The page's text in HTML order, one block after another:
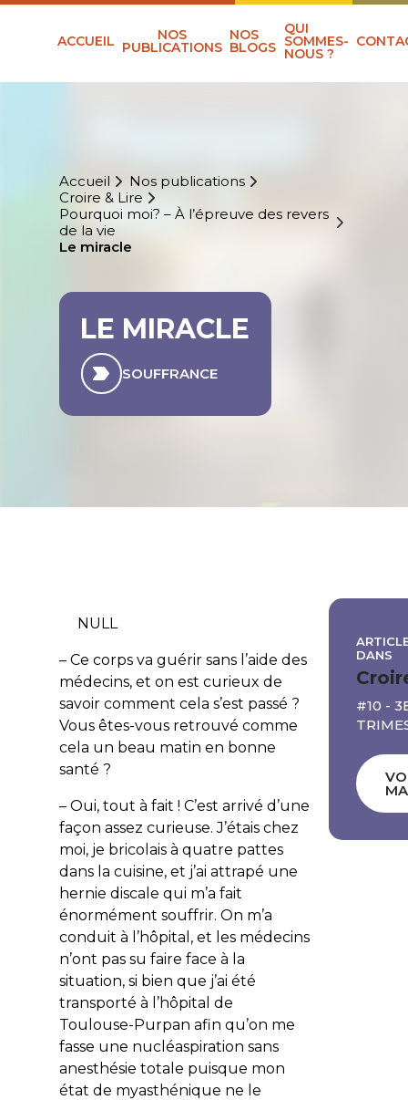
ACCUEIL NOS
PUBLICATIONS
NOS
BLOGS
QUI
SOMMES-
NOUS ?
Accueil
Nos publications
Croire & Lire
Pourquoi moi? – À l’épreuve des revers
de la vie
Le miracle
LE MIRACLE
SOUFFRANCE
NULL
– Ce corps va guérir sans l’aide des
médecins, et on est curieux de
savoir comment cela s’est passé ?
Vous êtes-vous retrouvé comme
cela un beau matin en bonne
santé ?
– Oui, tout à fait ! C’est arrivé d’une
façon assez curieuse. J’étais chez
moi, je bricolais à quatre pattes
dans la cuisine, et j’ai attrapé une
hernie discale qui m’a fait
énormément souffrir. On m’a
conduit à l’hôpital, et les médecins
n’ont pas su faire face à la
situation, si bien que j’ai été
transporté à l’hôpital de
Toulouse-Purpan afin qu’on me
fasse une nucléaspiration sans
anesthésie totale puisque mon
état de myasthénique ne le
DANS
#10 -